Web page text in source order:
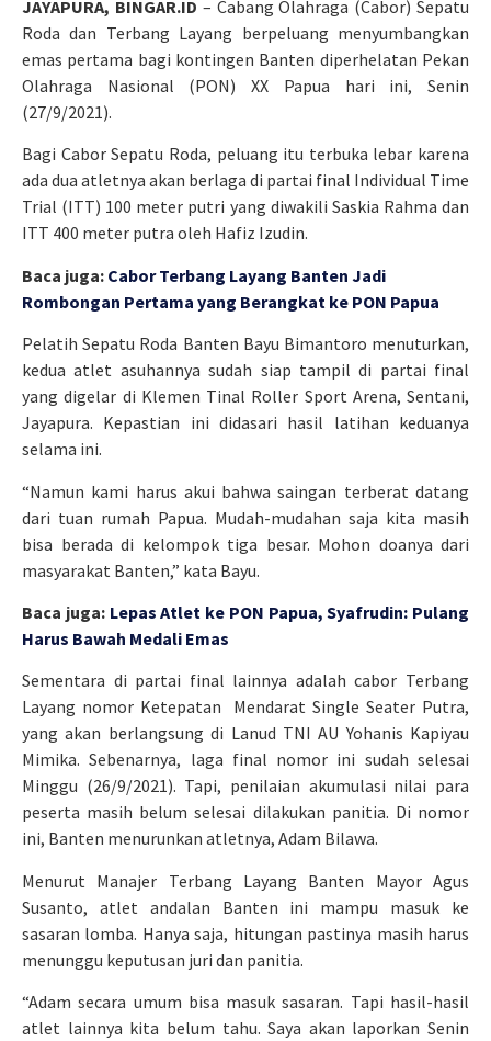
JAYAPURA, BINGAR.ID – Cabang Olahraga (Cabor) Sepatu
Roda dan Terbang Layang berpeluang menyumbangkan
emas pertama bagi kontingen Banten diperhelatan Pekan
Olahraga Nasional (PON) XX Papua hari ini, Senin
(27/9/2021).
Bagi Cabor Sepatu Roda, peluang itu terbuka lebar karena
ada dua atletnya akan berlaga di partai final Individual Time
Trial (ITT) 100 meter putri yang diwakili Saskia Rahma dan
ITT 400 meter putra oleh Hafiz Izudin.
Baca juga: Cabor Terbang Layang Banten Jadi
Rombongan Pertama yang Berangkat ke PON Papua
Pelatih Sepatu Roda Banten Bayu Bimantoro menuturkan,
kedua atlet asuhannya sudah siap tampil di partai final
yang digelar di Klemen Tinal Roller Sport Arena, Sentani,
Jayapura. Kepastian ini didasari hasil latihan keduanya
selama ini.
“Namun kami harus akui bahwa saingan terberat datang
dari tuan rumah Papua. Mudah-mudahan saja kita masih
bisa berada di kelompok tiga besar. Mohon doanya dari
masyarakat Banten,” kata Bayu.
Baca juga: Lepas Atlet ke PON Papua, Syafrudin: Pulang
Harus Bawah Medali Emas
Sementara di partai final lainnya adalah cabor Terbang
Layang nomor Ketepatan Mendarat Single Seater Putra,
yang akan berlangsung di Lanud TNI AU Yohanis Kapiyau
Mimika. Sebenarnya, laga final nomor ini sudah selesai
Minggu (26/9/2021). Tapi, penilaian akumulasi nilai para
peserta masih belum selesai dilakukan panitia. Di nomor
ini, Banten menurunkan atletnya, Adam Bilawa.
Menurut Manajer Terbang Layang Banten Mayor Agus
Susanto, atlet andalan Banten ini mampu masuk ke
sasaran lomba. Hanya saja, hitungan pastinya masih harus
menunggu keputusan juri dan panitia.
“Adam secara umum bisa masuk sasaran. Tapi hasil-hasil
atlet lainnya kita belum tahu. Saya akan laporkan Senin